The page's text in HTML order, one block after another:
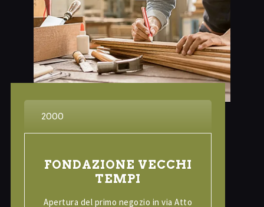
2000
FONDAZIONE VECCHI
TEMPI
Apertura del primo negozio in via Atto